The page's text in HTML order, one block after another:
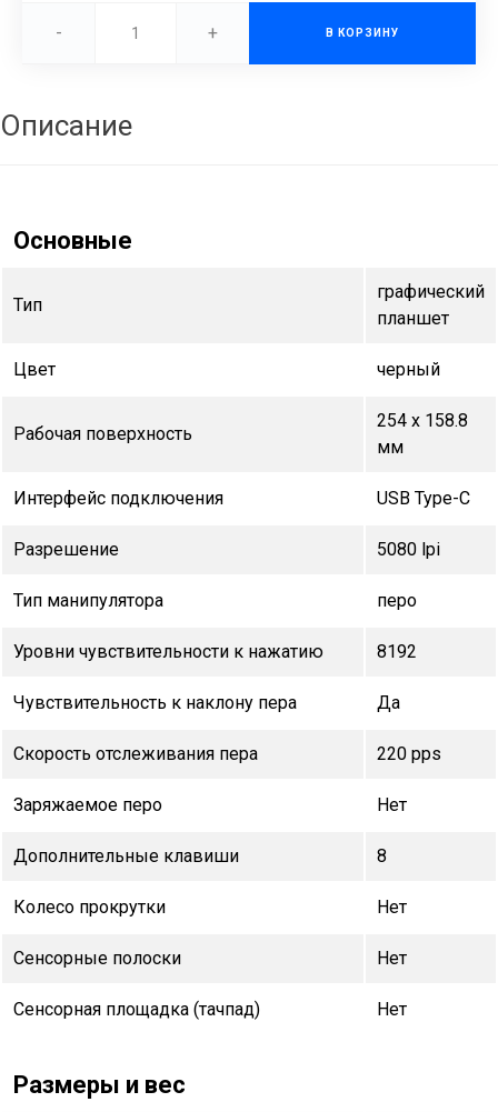
- + В КОРЗИНУ
Описание
Основные
Тип
графический
планшет
Цвет черный
Рабочая поверхность
254 x 158.8
мм
Интерфейс подключения USB Type-C
Разрешение 5080 lpi
Тип манипулятора перо
Уровни чувствительности к нажатию 8192
Чувствительность к наклону пера Да
Скорость отслеживания пера 220 pps
Заряжаемое перо Нет
Дополнительные клавиши 8
Колесо прокрутки Нет
Сенсорные полоски Нет
Сенсорная площадка (тачпад) Нет
Размеры и вес